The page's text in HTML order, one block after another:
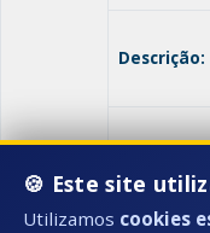
Descrição:
🍪 Este site
Utilizamos cookies